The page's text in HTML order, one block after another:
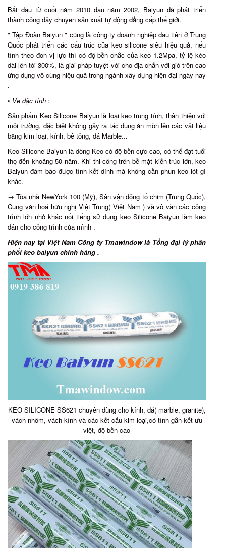
Bắt đầu từ cuối năm 2010 đầu năm 2002, Baiyun đã phát triển
thành công dây chuyền sản xuất tự động đẳng cấp thế giới.
" Tập Đoàn Baiyun " cũng là công ty doanh nghiệp đầu tiên ở Trung
Quốc phát triển các cấu trúc của keo silicone siêu hiệu quả, nếu
tính theo đơn vị lực thì có độ bền chắc của keo 1.2Mpa, tỷ lệ kéo
dài lên tới 300%, là giải pháp tuyệt vời cho địa chấn với gió trên cao
ứng dụng vô cùng hiệu quả trong ngành xây dựng hiện đại ngày nay
.
• Về đặc tính :
Sản phẩm Keo Silicone Baiyun là loại keo trung tính, thân thiện với
môi trường, đặc biệt không gây ra tác dụng ăn mòn lên các vật liệu
bằng kim loại, kính, bê tông, đá Marble...
Keo Silicone Baiyun là dòng Keo có độ bền cực cao, có thể đạt tuổi
thọ đến khoảng 50 năm. Khi thi công trên bề mặt kiến trúc lớn, keo
Baiyun đảm bảo được tính kết dính mà không cần phun keo lót gì
khác.
→ Tòa nhà NewYork 100 (Mỹ), Sân vận động tổ chim (Trung Quốc),
Cung văn hoá hữu nghị Việt Trung( Việt Nam ) và vô vàn các công
trình lớn nhỏ khác nổi tiếng sử dụng keo Silicone Baiyun làm keo
dán cho công trình của mình .
Hiện nay tại Việt Nam Công ty Tmawindow là Tổng đại lý phân
phối keo baiyun chính hãng .
KEO SILICONE SS621 chuyên dùng cho kính, đá( marble, granite),
vách nhôm, vách kính và các kết cấu kim loại,có tính gắn kết ưu
việt, độ bền cao